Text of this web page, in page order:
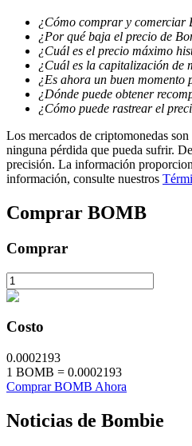
Aprenda cómo mantenerse
Earn
¿Cómo comprar y comerciar
¿Por qué baja el precio de
¿Cuál es el precio máximo
¿Cuál es la capitalización de
¿Es ahora un buen
¿Dónde puede obtener
¿Cómo puede rastrear el
Los mercados de criptomonedas
ninguna pérdida que pueda sufrir.
precisión. La información
información, consulte nuestros
Comprar BOMB
Comprar
Costo
0.0002193
1 BOMB = 0.0002193
Comprar BOMB Ahora
Noticias de Bombie